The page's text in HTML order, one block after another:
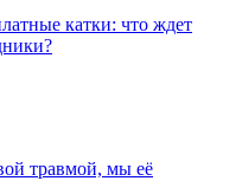
катки: что ждет
травмой, мы её